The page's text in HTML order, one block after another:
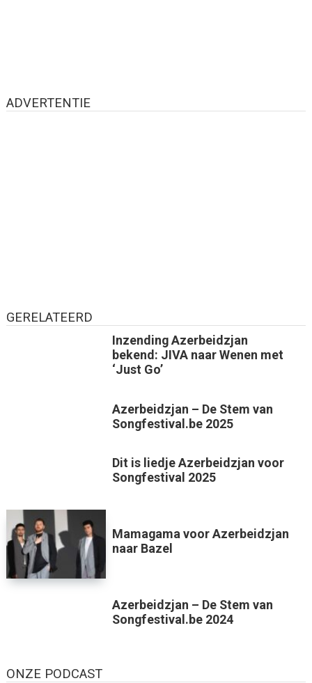
ADVERTENTIE
GERELATEERD
Inzending Azerbeidzjan
bekend: JIVA naar Wenen met
‘Just Go’
Azerbeidzjan – De Stem van
Songfestival.be 2025
Dit is liedje Azerbeidzjan voor
Songfestival 2025
Mamagama voor Azerbeidzjan
naar Bazel
Azerbeidzjan – De Stem van
Songfestival.be 2024
ONZE PODCAST